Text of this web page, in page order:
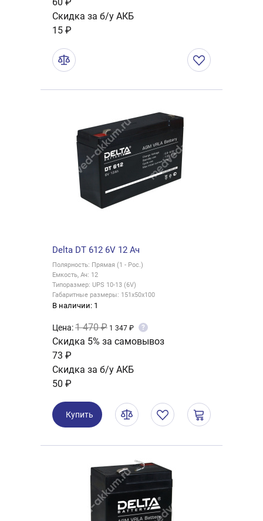
Скидка за б/у АКБ
15 ₽
Delta DT 612 6V 12 Ач
Полярность: Прямая (1 - Рос.)
Емкость, Ач: 12
Типоразмер: UPS 10-13 (6V)
Габаритные размеры: 151x50x100
В наличии: 1
Цена:1 470 ₽ 1 347 ₽ ?
Скидка 5% за самовывоз
73 ₽
Скидка за б/у АКБ
50 ₽
Купить